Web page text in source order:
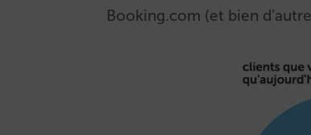
Booking.com (et bien